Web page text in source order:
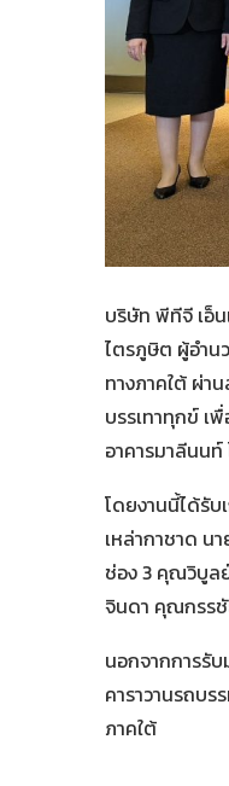
บริษัท พีทีจี เอ็
ไตรภูษิต ผู้อำน
ทางภาคใต้ ผ่า
บรรเทาทุกข์ เ
อาคารมาลีนน
โดยงานนี้ได้รั
เหล่ากาชาด น
ช่อง 3 คุณวิบูล
จินดา คุณกรร
นอกจากการรั
คาราวานรถบ
ภาคใต้